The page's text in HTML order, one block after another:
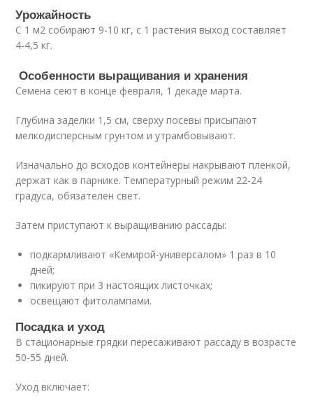
Урожайность
С 1 м2 собирают 9-10 кг, с 1 растения выход составляет
4-4,5 кг.
Особенности выращивания и хранения
Семена сеют в конце февраля, 1 декаде марта.
Глубина заделки 1,5 см, сверху посевы присыпают
мелкодисперсным грунтом и утрамбовывают.
Изначально до всходов контейнеры накрывают пленкой,
держат как в парнике. Температурный режим 22-24
градуса, обязателен свет.
Затем приступают к выращиванию рассады:
подкармливают «Кемирой-универсалом» 1 раз в 10
дней;
пикируют при 3 настоящих листочках;
освещают фитолампами.
Посадка и уход
В стационарные грядки пересаживают рассаду в возрасте
50-55 дней.
Уход включает: